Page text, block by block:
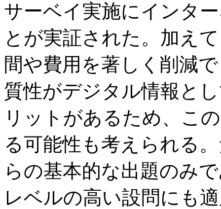
サーベイ実施にインタ
とが実証された。加え
間や費用を著しく削減
質性がデジタル情報と
リットがあるため、こ
る可能性も考えられる
らの基本的な出題のみ
レベルの高い設問にも